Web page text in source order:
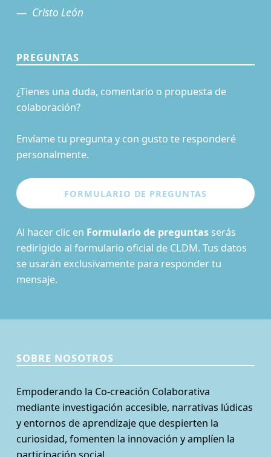
Cristo León
PREGUNTAS
¿Tienes una duda, comentario o propuesta de
colaboración?
Envíame tu pregunta y con gusto te responderé
personalmente.
Al hacer clic en Formulario de preguntasserás
redirigido al formulario oficial de CLDM. Tus datos
se usarán exclusivamente para responder tu
mensaje.
SOBRE NOSOTROS
Empoderando la Co-creación Colaborativa
mediante investigación accesible, narrativas lúdicas
y entornos de aprendizaje que despierten la
curiosidad, fomenten la innovación y amplíen la